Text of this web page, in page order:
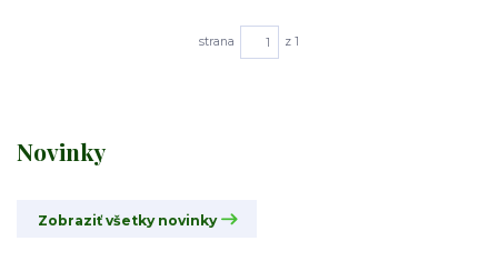
Novinky
Zobraziť všetky novinky
strana z 1